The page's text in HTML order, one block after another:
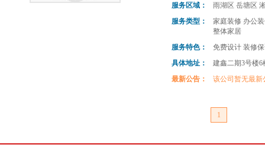
服务区域：
雨湖区 岳塘区
服务类型：
家庭装修 办公
整体家居
服务特色：
免费设计 装修
具体地址：
建鑫二期3号楼6
最新公告：
该公司暂无最新
1